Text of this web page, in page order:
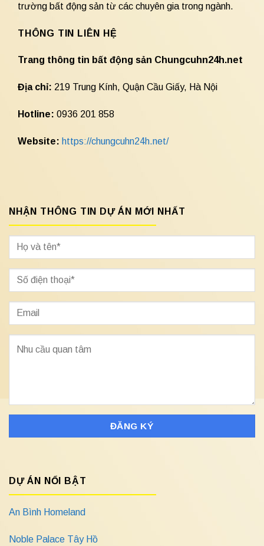
trường bất động sản từ các chuyên gia trong ngành.
THÔNG TIN LIÊN HỆ
Trang thông tin bất động sản Chungcuhn24h.net
Địa chỉ: 219 Trung Kính, Quận Cầu Giấy, Hà Nội
Hotline: 0936 201 858
Website: https://chungcuhn24h.net/
NHẬN THÔNG TIN DỰ ÁN MỚI NHẤT
DỰ ÁN NỔI BẬT
An Bình Homeland
Noble Palace Tây Hồ